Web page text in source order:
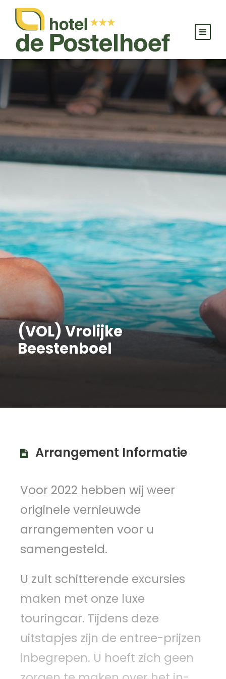
(VOL) Vrolijke
Beestenboel
Arrangement Informatie
Voor 2022 hebben wij weer
originele vernieuwde
arrangementen voor u
samengesteld.
U zult schitterende excursies
maken met onze luxe
touringcar. Tijdens deze
uitstapjes zijn de entree-prijzen
inbegrepen. U hoeft zich geen